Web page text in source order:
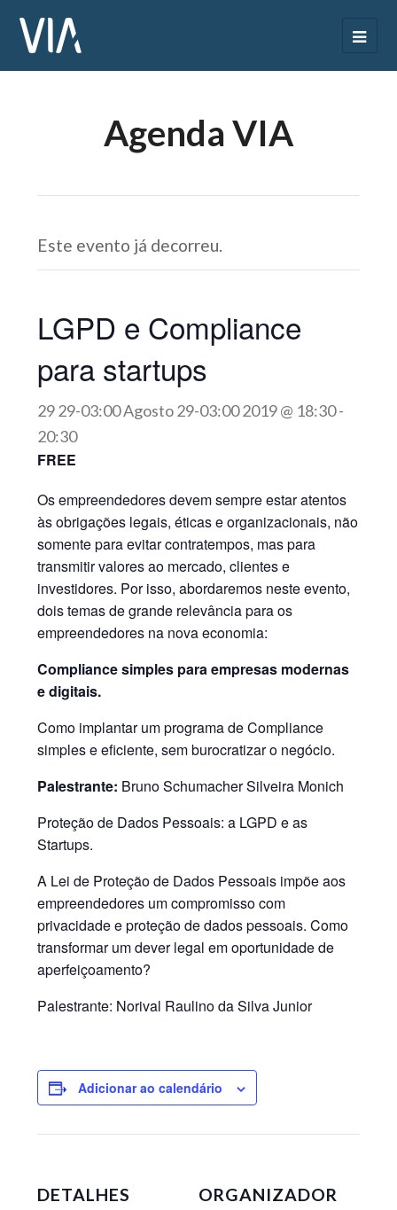
Agenda VIA
Este evento já decorreu.
LGPD e Compliance
para startups
29 29-03:00 Agosto 29-03:00 2019 @ 18:30-
20:30
FREE
Os empreendedores devem sempre estar atentos
às obrigações legais, éticas e organizacionais, não
somente para evitar contratempos, mas para
transmitir valores ao mercado, clientes e
investidores. Por isso, abordaremos neste evento,
dois temas de grande relevância para os
empreendedores na nova economia:
Compliance simples para empresas modernas
e digitais.
Como implantar um programa de Compliance
simples e eficiente, sem burocratizar o negócio.
Palestrante: Bruno Schumacher Silveira Monich
Proteção de Dados Pessoais: a LGPD e as
Startups.
A Lei de Proteção de Dados Pessoais impõe aos
empreendedores um compromisso com
privacidade e proteção de dados pessoais. Como
transformar um dever legal em oportunidade de
aperfeiçoamento?
Palestrante: Norival Raulino da Silva Junior
Adicionar ao calendário
DETALHES ORGANIZADOR